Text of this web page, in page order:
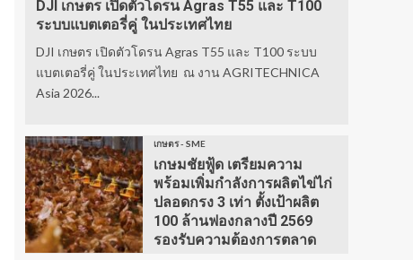
DJI เกษตร เปิดตัวโดรน Agras T55 และ T100
ระบบแบตเตอรี่คู่ ในประเทศไทย
DJI เกษตร เปิดตัวโดรน Agras T55 และ T100 ระบบ
แบตเตอรี่คู่ ในประเทศไทย ณ งาน AGRITECHNICA
Asia 2026...
เกษตร - SME
เกษมชัยฟู้ด เตรียมความ
พร้อมเพิ่มกำลังการผลิตไข่ไก่
ปลอดกรง 3 เท่า ตั้งเป้าผลิต
100 ล้านฟองกลางปี 2569
รองรับความต้องการตลาด